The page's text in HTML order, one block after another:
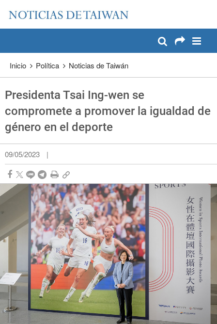
Pase a contenido principal
Inicio Política Noticias de Taiwán
Presidenta Tsai Ing-wen se
compromete a promover la igualdad de
género en el deporte
09/05/2023 |